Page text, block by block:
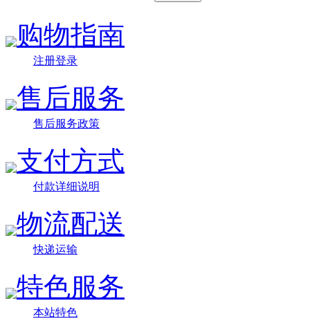
购物指南
注册登录
售后服务
售后服务政策
支付方式
付款详细说明
物流配送
快递运输
特色服务
本站特色